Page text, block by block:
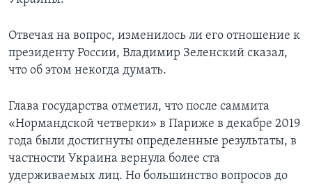
Отвечая на вопрос, изменилось ли его отношение к
президенту России, Владимир Зеленский сказал,
что об этом некогда думать.
Глава государства отметил, что после саммита
«Нормандской четверки» в Париже в декабре 2019
года были достигнуты определенные результаты, в
частности Украина вернула более ста
удерживаемых лиц. Но большинство вопросов до